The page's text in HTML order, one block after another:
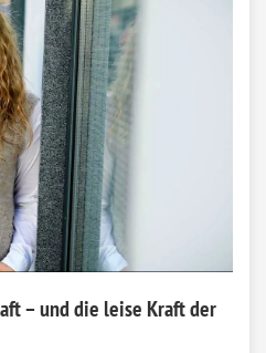
– und die leise Kraft der